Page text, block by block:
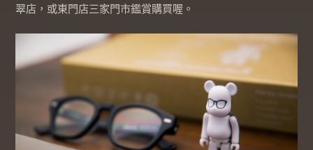
翠店，或東門店三家門市鑑賞購買喔。